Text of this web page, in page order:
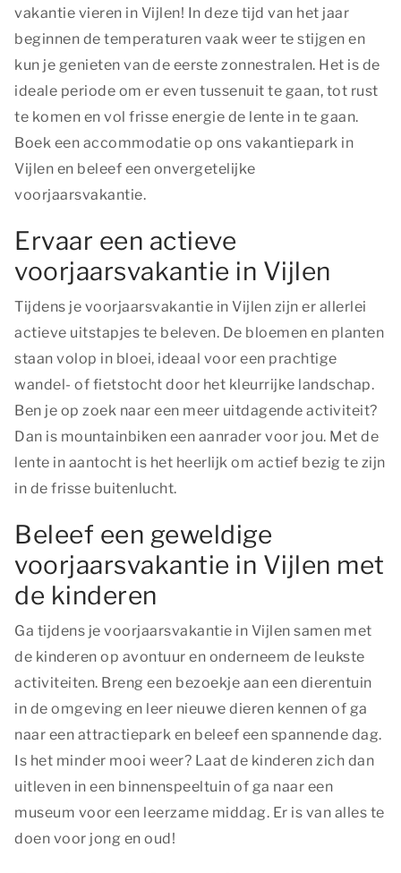
vakantie vieren in Vijlen! In deze tijd van het jaar
beginnen de temperaturen vaak weer te stijgen en
kun je genieten van de eerste zonnestralen. Het is de
ideale periode om er even tussenuit te gaan, tot rust
te komen en vol frisse energie de lente in te gaan.
Boek een accommodatie op ons vakantiepark in
Vijlen en beleef een onvergetelijke
voorjaarsvakantie.
Ervaar een actieve
voorjaarsvakantie in Vijlen
Tijdens je voorjaarsvakantie in Vijlen zijn er allerlei
actieve uitstapjes te beleven. De bloemen en planten
staan volop in bloei, ideaal voor een prachtige
wandel- of fietstocht door het kleurrijke landschap.
Ben je op zoek naar een meer uitdagende activiteit?
Dan is mountainbiken een aanrader voor jou. Met de
lente in aantocht is het heerlijk om actief bezig te zijn
in de frisse buitenlucht.
Beleef een geweldige
voorjaarsvakantie in Vijlen met
de kinderen
Ga tijdens je voorjaarsvakantie in Vijlen samen met
de kinderen op avontuur en onderneem de leukste
activiteiten. Breng een bezoekje aan een dierentuin
in de omgeving en leer nieuwe dieren kennen of ga
naar een attractiepark en beleef een spannende dag.
Is het minder mooi weer? Laat de kinderen zich dan
uitleven in een binnenspeeltuin of ga naar een
museum voor een leerzame middag. Er is van alles te
doen voor jong en oud!